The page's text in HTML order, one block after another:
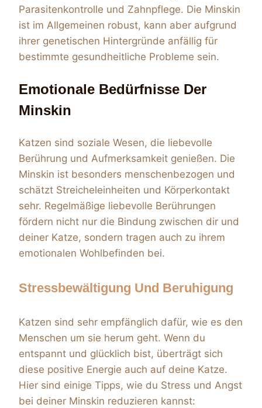
Parasitenkontrolle und Zahnpflege. Die Minskin
ist im Allgemeinen robust, kann aber aufgrund
ihrer genetischen Hintergründe anfällig für
bestimmte gesundheitliche Probleme sein.
Emotionale Bedürfnisse Der
Minskin
Katzen sind soziale Wesen, die liebevolle
Berührung und Aufmerksamkeit genießen. Die
Minskin ist besonders menschenbezogen und
schätzt Streicheleinheiten und Körperkontakt
sehr. Regelmäßige liebevolle Berührungen
fördern nicht nur die Bindung zwischen dir und
deiner Katze, sondern tragen auch zu ihrem
emotionalen Wohlbefinden bei.
Stressbewältigung Und Beruhigung
Katzen sind sehr empfänglich dafür, wie es den
Menschen um sie herum geht. Wenn du
entspannt und glücklich bist, überträgt sich
diese positive Energie auch auf deine Katze.
Hier sind einige Tipps, wie du Stress und Angst
bei deiner Minskin reduzieren kannst: